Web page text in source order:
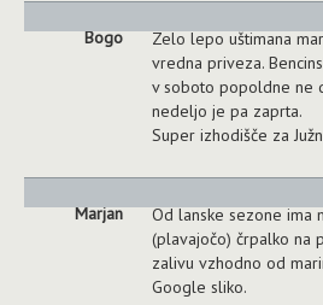
Bogo
Zelo lepo uštimana
vredna priveza.
v soboto popoldne ne
nedeljo je pa zaprta.
Super izhodišče za
Marjan
Od lanske sezone ima
(plavajočo) črpalko na
zalivu vzhodno od
Google sliko.